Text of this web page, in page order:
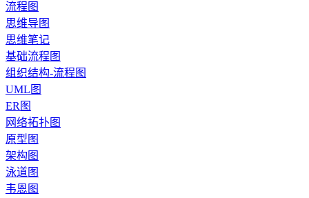
流程图
思维导图
思维笔记
基础流程图
组织结构-流程图
UML图
ER图
网络拓扑图
原型图
架构图
泳道图
韦恩图